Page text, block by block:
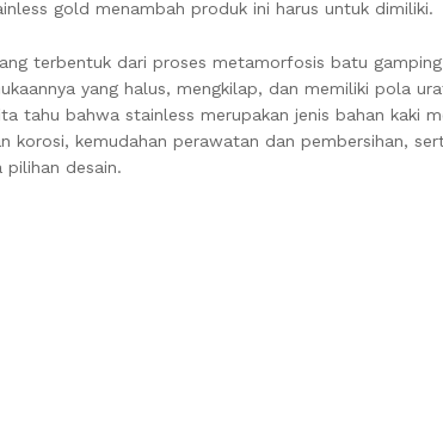
gold menambah produk ini harus untuk dimiliki.
terbentuk dari proses metamorfosis batu
yang halus, mengkilap, dan memiliki pola
tahu bahwa stainless merupakan jenis bahan kaki
kemudahan perawatan dan pembersihan,
pilihan desain.